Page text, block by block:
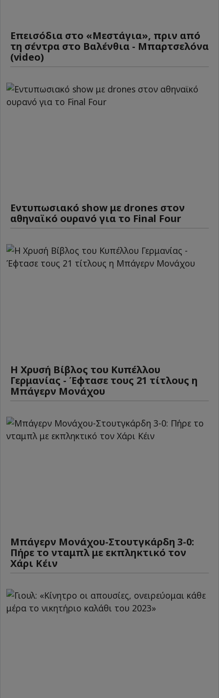
Επεισόδια στο «Μεστάγια», πριν από
τη σέντρα στο Βαλένθια - Μπαρτσελόνα
(video)
Εντυπωσιακό show με drones στον
αθηναϊκό ουρανό για το Final Four
Η Χρυσή Βίβλος του Κυπέλλου
Γερμανίας - Έφτασε τους 21 τίτλους η
Μπάγερν Μονάχου
Μπάγερν Μονάχου-Στουτγκάρδη 3-0:
Πήρε το νταμπλ με εκπληκτικό τον
Χάρι Κέιν